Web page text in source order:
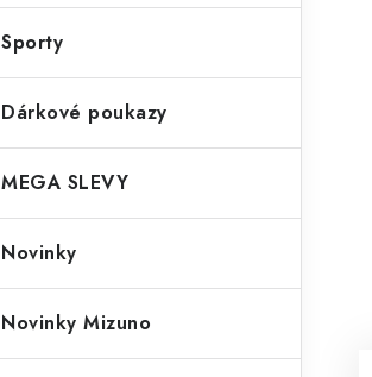
Sporty
Dárkové poukazy
MEGA SLEVY
Novinky
Novinky Mizuno